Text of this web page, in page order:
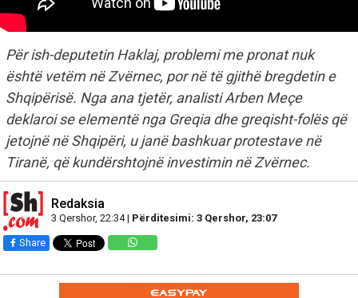
Për ish-deputetin Haklaj, problemi me pronat nuk
është vetëm në Zvërnec, por në të gjithë bregdetin e
Shqipërisë. Nga ana tjetër, analisti Arben Meçe
deklaroi se elementë nga Greqia dhe greqisht-folës që
jetojnë në Shqipëri, u janë bashkuar protestave në
Tiranë, që kundërshtojnë investimin në Zvërnec.
Redaksia
3 Qershor, 22:34 | Përditesimi: 3 Qershor, 23:07
Share